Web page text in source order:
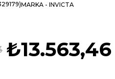
MARKA - INVICTA
₺13.563,46